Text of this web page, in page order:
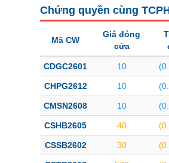
Chứng quyền cùng
Mã CW
Giá đóng
cửa
CDGC2601 10
CHPG2612 10
CMSN2608 10
CSHB2605 40
CSSB2602 30
Thuật ngữ(-)
Dịch vụ(-)
Đào tạo
Sách tài chính
Công cụ đầu tư
Truyền thông tài chính
Dữ liệu tài chính